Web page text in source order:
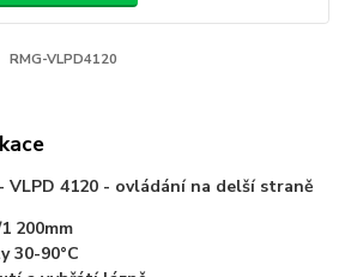
RMG-VLPD4120
VLPD 4120 - ovládání na delší straně
200mm
30-90°C